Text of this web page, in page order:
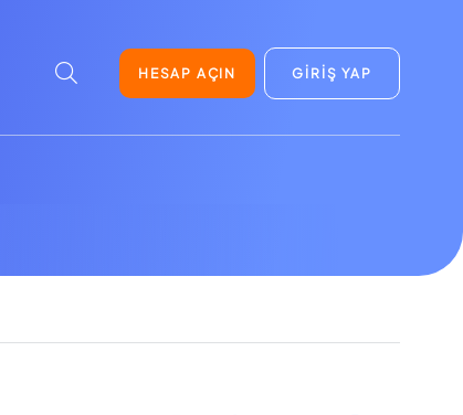
HESAP AÇIN GİRİŞ YAP